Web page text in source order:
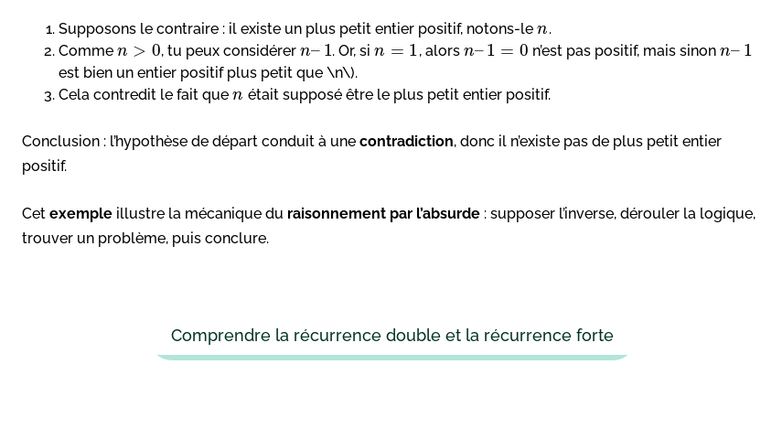
Supposons le contraire : il existe un plus petit entier positif, notons-le n.
Comme n > 0, tu peux considérern– 1. Or, sin = 1, alors n–1 = 0 n’est pas positif, mais sinonn– 1
est bien un entier positif plus petit que \n\).
Cela contredit le fait que n était supposé être le plus petit entier positif.
Conclusion : l’hypothèse de départ conduit à une contradiction, donc il n’existe pas de plus petit entier
positif.
Cet exemple illustre la mécanique du raisonnement par l’absurde : supposer l’inverse, dérouler la logique,
trouver un problème, puis conclure.
Comprendre la récurrence double et la récurrence forte